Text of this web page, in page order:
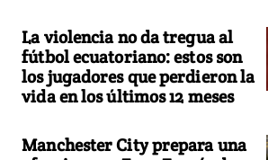
La violencia no da tregua al
fútbol ecuatoriano: estos son
los jugadores que perdieron la
vida en los últimos 12 meses
Manchester City prepara una